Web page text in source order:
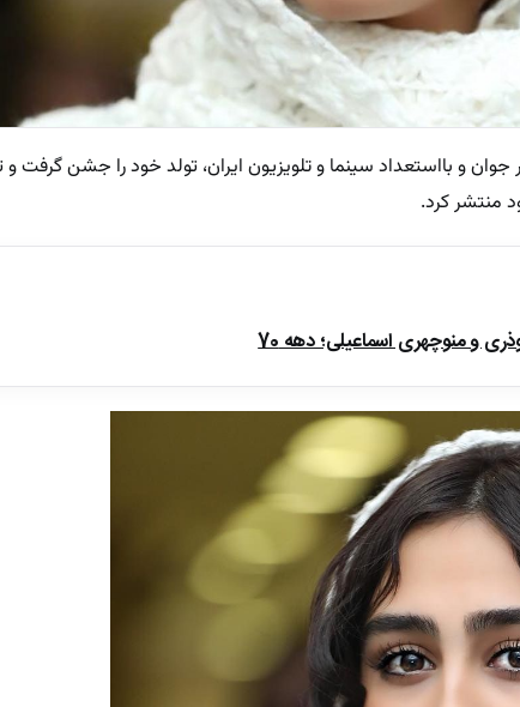
و بااستعداد سینما و تلویزیون ایران، تولد خود را جشن گرفت و
منتشر کرد.
و منوچهری اسماعیلی؛ دهه 70